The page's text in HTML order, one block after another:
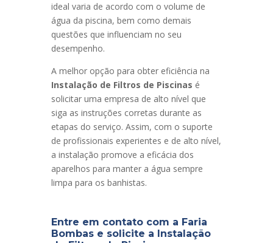
ideal varia de acordo com o volume de
água da piscina, bem como demais
questões que influenciam no seu
desempenho.
A melhor opção para obter eficiência na
Instalação de Filtros de Piscinas é
solicitar uma empresa de alto nível que
siga as instruções corretas durante as
etapas do serviço. Assim, com o suporte
de profissionais experientes e de alto nível,
a instalação promove a eficácia dos
aparelhos para manter a água sempre
limpa para os banhistas.
Entre em contato com a Faria
Bombas e solicite a Instalação